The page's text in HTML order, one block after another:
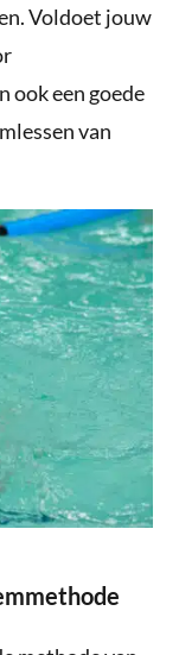
Voldoet jouw
ook een goede
van